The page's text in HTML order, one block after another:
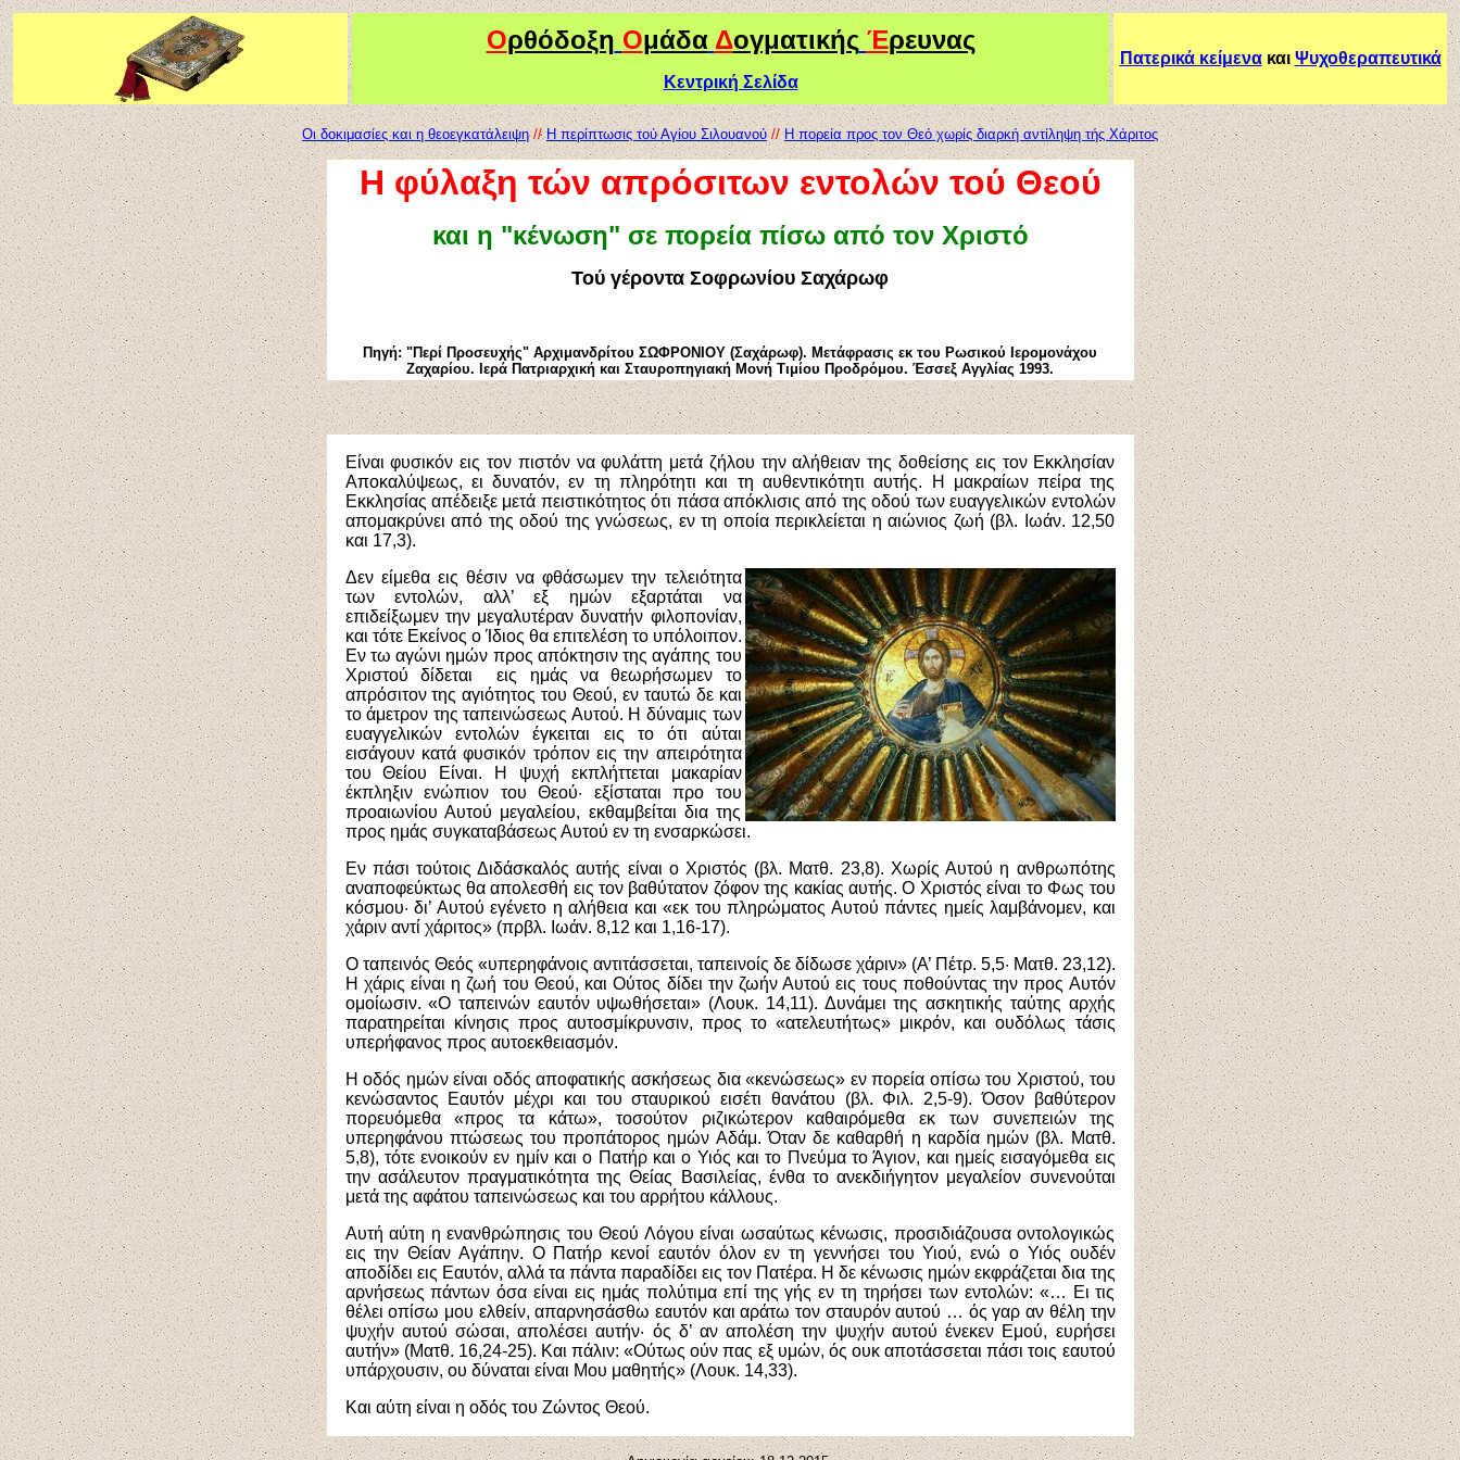
Ορθόδοξη Ομάδα Δογματικής Έρευνας
Κεντρική Σελίδα
Πατερικά κείμενακαι Ψυχοθεραπευτικά
Οι δοκιμασίες και η θεοεγκατάλειψη//Η περίπτωσις τού Αγίου Σιλουανού // Η πορεία προς τον Θεό χωρίς διαρκή αντίληψη τής Χάριτος
Η φύλαξη τών απρόσιτων εντολών τού Θεού
και η "κένωση" σε πορεία πίσω από τον Χριστό
Τού γέροντα Σοφρωνίου Σαχάρωφ
Πηγή: "Περί Προσευχής" Αρχιμανδρίτου ΣΩΦΡΟΝΙΟΥ (Σαχάρωφ). Μετάφρασις εκ του Ρωσικού Ιερομονάχου
Ζαχαρίου. Ιερά Πατριαρχική και Σταυροπηγιακή Μονή Τιμίου Προδρόμου. Έσσεξ Αγγλίας 1993.
Είναι φυσικόν εις τον πιστόν να φυλάττη μετά ζήλου την αλήθειαν της δοθείσης εις τον Εκκλησίαν
Αποκαλύψεως, ει δυνατόν, εν τη πληρότητι και τη αυθεντικότητι αυτής. Η μακραίων πείρα της
Εκκλησίας απέδειξε μετά πειστικότητος ότι πάσα απόκλισις από της οδού των ευαγγελικών εντολών
απομακρύνει από της οδού της γνώσεως, εν τη οποία περικλείεται η αιώνιος ζωή (βλ. Ιωάν. 12,50
και 17,3).
Δεν είμεθα εις θέσιν να φθάσωμεν την τελειότητα
των εντολών, αλλ’ εξ ημών εξαρτάται να
επιδείξωμεν την μεγαλυτέραν δυνατήν φιλοπονίαν,
και τότε Εκείνος ο Ίδιος θα επιτελέση το υπόλοιπον.
Εν τω αγώνι ημών προς απόκτησιν της αγάπης του
Χριστού δίδεται εις ημάς να θεωρήσωμεν το
απρόσιτον της αγιότητος του Θεού, εν ταυτώ δε και
το άμετρον της ταπεινώσεως Αυτού. Η δύναμις των
ευαγγελικών εντολών έγκειται εις το ότι αύται
εισάγουν κατά φυσικόν τρόπον εις την απειρότητα
του Θείου Είναι. Η ψυχή εκπλήττεται μακαρίαν
έκπληξιν ενώπιον του Θεού· εξίσταται προ του
προαιωνίου Αυτού μεγαλείου, εκθαμβείται δια της
προς ημάς συγκαταβάσεως Αυτού εν τη ενσαρκώσει.
Εν πάσι τούτοις Διδάσκαλός αυτής είναι ο Χριστός (βλ. Ματθ. 23,8). Χωρίς Αυτού η ανθρωπότης
αναποφεύκτως θα απολεσθή εις τον βαθύτατον ζόφον της κακίας αυτής. Ο Χριστός είναι το Φως του
κόσμου· δι’ Αυτού εγένετο η αλήθεια και «εκ του πληρώματος Αυτού πάντες ημείς λαμβάνομεν, και
χάριν αντί χάριτος» (πρβλ. Ιωάν. 8,12 και 1,16-17).
Ο ταπεινός Θεός «υπερηφάνοις αντιτάσσεται, ταπεινοίς δε δίδωσε χάριν» (Α’ Πέτρ. 5,5· Ματθ. 23,12).
Η χάρις είναι η ζωή του Θεού, και Ούτος δίδει την ζωήν Αυτού εις τους ποθούντας την προς Αυτόν
ομοίωσιν. «Ο ταπεινών εαυτόν υψωθήσεται» (Λουκ. 14,11). Δυνάμει της ασκητικής ταύτης αρχής
παρατηρείται κίνησις προς αυτοσμίκρυνσιν, προς το «ατελευτήτως» μικρόν, και ουδόλως τάσις
υπερήφανος προς αυτοεκθειασμόν.
Η οδός ημών είναι οδός αποφατικής ασκήσεως δια «κενώσεως» εν πορεία οπίσω του Χριστού, του
κενώσαντος Εαυτόν μέχρι και του σταυρικού εισέτι θανάτου (βλ. Φιλ. 2,5-9). Όσον βαθύτερον
πορευόμεθα «προς τα κάτω», τοσούτον ριζικώτερον καθαιρόμεθα εκ των συνεπειών της
υπερηφάνου πτώσεως του προπάτορος ημών Αδάμ. Όταν δε καθαρθή η καρδία ημών (βλ. Ματθ.
5,8), τότε ενοικούν εν ημίν και ο Πατήρ και ο Υιός και το Πνεύμα το Άγιον, και ημείς εισαγόμεθα εις
την ασάλευτον πραγματικότητα της Θείας Βασιλείας, ένθα το ανεκδιήγητον μεγαλείον συνενούται
μετά της αφάτου ταπεινώσεως και του αρρήτου κάλλους.
Αυτή αύτη η ενανθρώπησις του Θεού Λόγου είναι ωσαύτως κένωσις, προσιδιάζουσα οντολογικώς
εις την Θείαν Αγάπην. Ο Πατήρ κενοί εαυτόν όλον εν τη γεννήσει του Υιού, ενώ ο Υιός ουδέν
αποδίδει εις Εαυτόν, αλλά τα πάντα παραδίδει εις τον Πατέρα. Η δε κένωσις ημών εκφράζεται δια της
αρνήσεως πάντων όσα είναι εις ημάς πολύτιμα επί της γής εν τη τηρήσει των εντολών: «… Ει τις
θέλει οπίσω μου ελθείν, απαρνησάσθω εαυτόν και αράτω τον σταυρόν αυτού … ός γαρ αν θέλη την
ψυχήν αυτού σώσαι, απολέσει αυτήν· ός δ’ αν απολέση την ψυχήν αυτού ένεκεν Εμού, ευρήσει
αυτήν» (Ματθ. 16,24-25). Και πάλιν: «Ούτως ούν πας εξ υμών, ός ουκ αποτάσσεται πάσι τοις εαυτού
υπάρχουσιν, ου δύναται είναι Μου μαθητής» (Λουκ. 14,33).
Και αύτη είναι η οδός του Ζώντος Θεού.